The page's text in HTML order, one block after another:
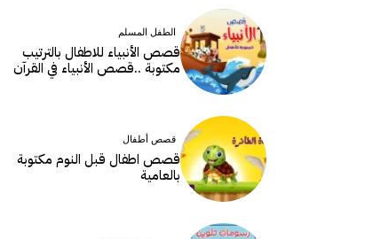
الطفل المسلم
قصص الأنبياء للاطفال بالترتيب
مكتوبة ..قصص الأنبياء في القرآن
قصص أطفال
قصص اطفال قبل النوم مكتوبة
بالعامية